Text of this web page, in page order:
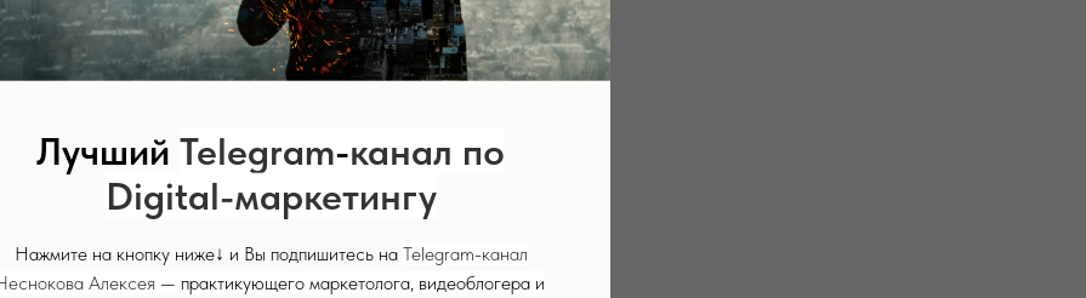
страницу бесплатного курса
весь список уроков, а также подробную
Лучший Telegram-канал по
Digital-маркетингу
Нажмите на кнопку ниже↓ и Вы подпишитесь на Telegram-канал
Алексея — практикующего маркетолога, видеоблогера и